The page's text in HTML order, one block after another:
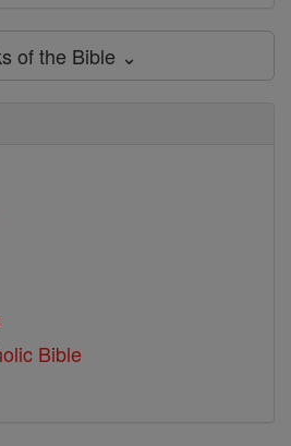
of the Bible ⌄
Bible